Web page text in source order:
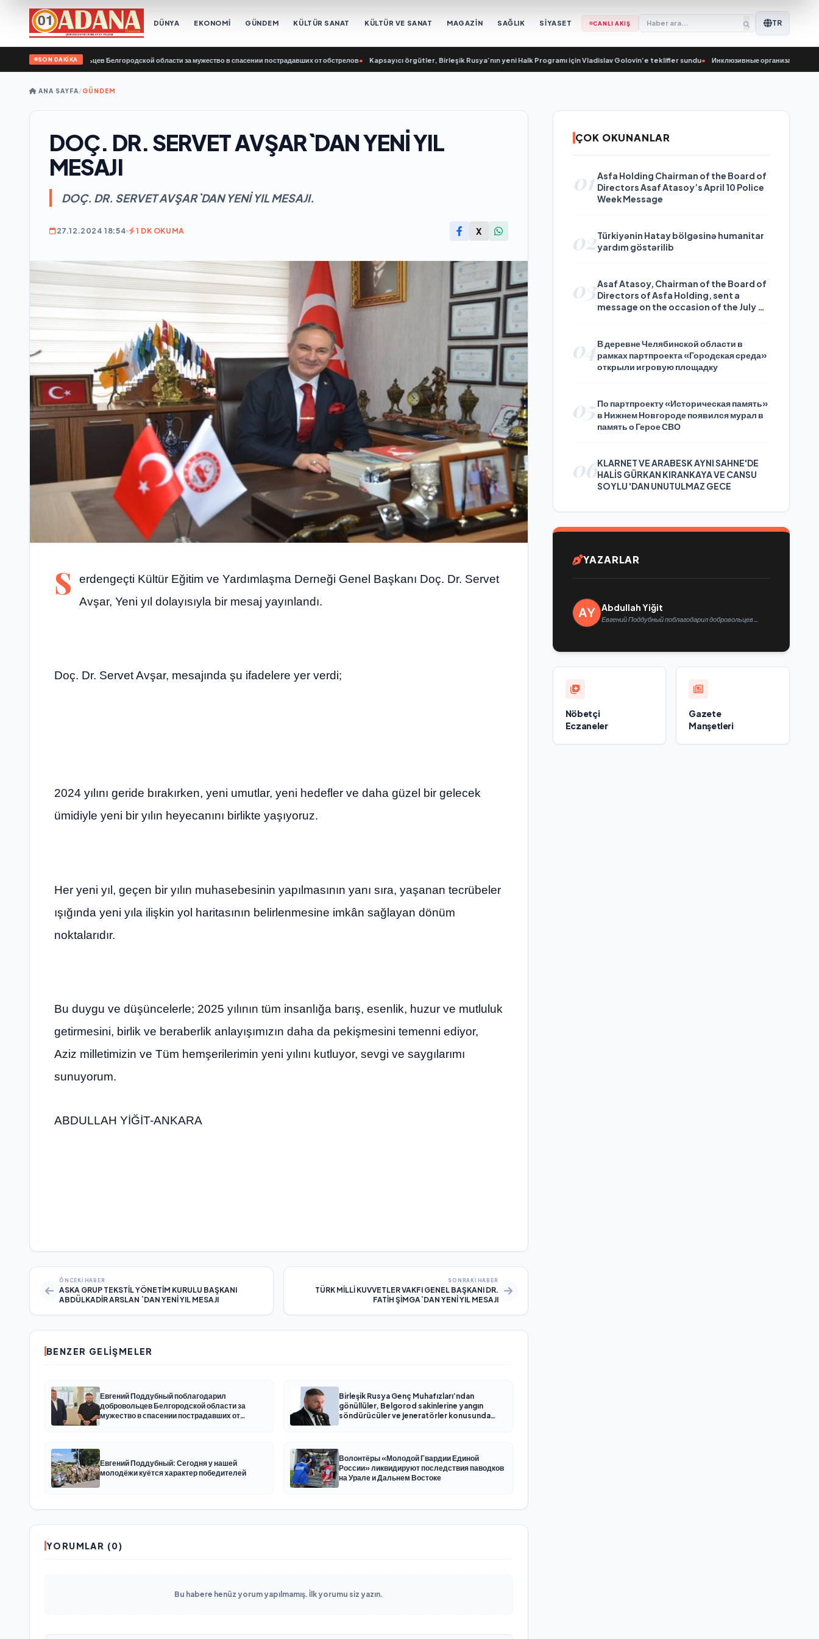
DÜNYA EKONOMİ GÜNDEM KÜLTÜR SANAT KÜLTÜR VE SANAT MAGAZİN SAĞLIK SİYASET CANLI AKIŞ TR
SON DAKİKA
добровольцев Белгородской области за мужество в спасении пострадавших от обстрелов• Kapsayıcı örgütler, Birleşik Rusya’nın yeni Halk Programı için Vladislav Golovin’e teklifler sundu• Инклюзивные организации передали
ANA SAYFA/GÜNDEM
DOÇ. DR. SERVET AVŞAR`DAN YENİ YIL
MESAJI
DOÇ. DR. SERVET AVŞAR`DAN YENİ YIL MESAJI.
27.12.2024 18:54 1 DK OKUMA X
S
erdengeçti Kültür Eğitim ve Yardımlaşma Derneği Genel Başkanı Doç. Dr. Servet
Avşar, Yeni yıl dolayısıyla bir mesaj yayınlandı.
Doç. Dr. Servet Avşar, mesajında şu ifadelere yer verdi;
2024 yılını geride bırakırken, yeni umutlar, yeni hedefler ve daha güzel bir gelecek
ümidiyle yeni bir yılın heyecanını birlikte yaşıyoruz.
Her yeni yıl, geçen bir yılın muhasebesinin yapılmasının yanı sıra, yaşanan tecrübeler
ışığında yeni yıla ilişkin yol haritasının belirlenmesine imkân sağlayan dönüm
noktalarıdır.
Bu duygu ve düşüncelerle; 2025 yılının tüm insanlığa barış, esenlik, huzur ve mutluluk
getirmesini, birlik ve beraberlik anlayışımızın daha da pekişmesini temenni ediyor,
Aziz milletimizin ve Tüm hemşerilerimin yeni yılını kutluyor, sevgi ve saygılarımı
sunuyorum.
ABDULLAH YİĞİT-ANKARA
ÖNCEKI HABER
ASKA GRUP TEKSTİL YÖNETİM KURULU BAŞKANI
ABDÜLKADİR ARSLAN `DAN YENİ YIL MESAJI
SONRAKI HABER
TÜRK MİLLİ KUVVETLER VAKFI GENEL BAŞKANI DR.
FATİH ŞİMGA`DAN YENİ YIL MESAJI
BENZER GELIŞMELER
Евгений Поддубный поблагодарил
добровольцев Белгородской области за
мужество в спасении пострадавших от
Birleşik Rusya Genç Muhafızları’ndan
gönüllüler, Belgorod sakinlerine yangın
söndürücüler ve jeneratörler konusunda
Евгений Поддубный: Сегодня у нашей
молодёжи куётся характер победителей
Волонтёры «Молодой Гвардии Единой
России» ликвидируют последствия паводков
на Урале и Дальнем Востоке
YORUMLAR (0)
Bu habere henüz yorum yapılmamış. İlk yorumu siz yazın.
ÇOK OKUNANLAR
01 Asfa Holding Chairman of the Board of
Directors Asaf Atasoy’s April 10 Police
Week Message
02Türkiyənin Hatay bölgəsinə humanitar
yardım göstərilib
03Asaf Atasoy, Chairman of the Board of
Directors of Asfa Holding, sent a
message on the occasion of the July 24
04В деревне Челябинской области в
рамках партпроекта «Городская среда»
открыли игровую площадку
05 По партпроекту «Историческая память»
в Нижнем Новгороде появился мурал в
память о Герое СВО
06KLARNET VE ARABESK AYNI SAHNE'DE
HALİS GÜRKAN KIRANKAYA VE CANSU
SOYLU 'DAN UNUTULMAZ GECE
YAZARLAR
Abdullah Yiğit
Евгений Поддубный поблагодарил добровольцев
Nöbetçi
Eczaneler
Gazete
Manşetleri